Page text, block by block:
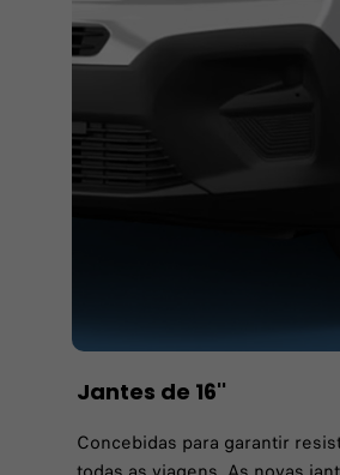
Jantes de 16''
Concebidas para garantir